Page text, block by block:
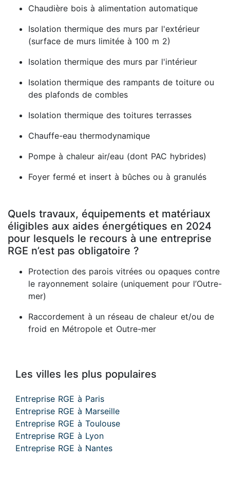
Chaudière bois à alimentation automatique
Isolation thermique des murs par l'extérieur
(surface de murs limitée à 100 m 2)
Isolation thermique des murs par l'intérieur
Isolation thermique des rampants de toiture ou
des plafonds de combles
Isolation thermique des toitures terrasses
Chauffe-eau thermodynamique
Pompe à chaleur air/eau (dont PAC hybrides)
Foyer fermé et insert à bûches ou à granulés
Quels travaux, équipements et matériaux
éligibles aux aides énergétiques en 2024
pour lesquels le recours à une entreprise
RGE n’est pas obligatoire ?
Protection des parois vitrées ou opaques contre
le rayonnement solaire (uniquement pour l’Outre-
mer)
Raccordement à un réseau de chaleur et/ou de
froid en Métropole et Outre-mer
Les villes les plus populaires
Entreprise RGE à Paris
Entreprise RGE à Marseille
Entreprise RGE à Toulouse
Entreprise RGE à Lyon
Entreprise RGE à Nantes